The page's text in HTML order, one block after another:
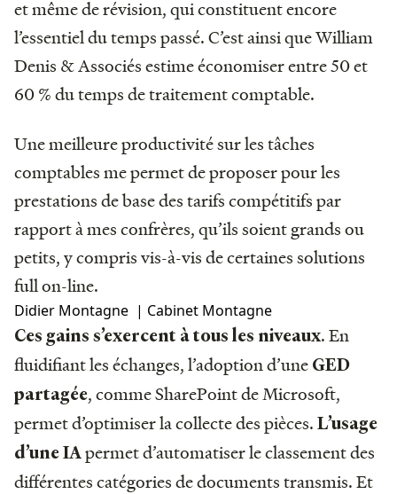
et même de révision, qui constituent encore
l’essentiel du temps passé. C’est ainsi que William
Denis & Associés estime économiser entre 50 et
60 % du temps de traitement comptable.
Une meilleure productivité sur les tâches
comptables me permet de proposer pour les
prestations de base des tarifs compétitifs par
rapport à mes confrères, qu’ils soient grands ou
petits, y compris vis-à-vis de certaines solutions
full on-line.
Didier Montagne | Cabinet Montagne
Ces gains s’exercent à tous les niveaux. En
fluidifiant les échanges, l’adoption d’une GED
partagée, comme SharePoint de Microsoft,
permet d’optimiser la collecte des pièces. L’usage
d’une IA permet d’automatiser le classement des
différentes catégories de documents transmis. Et